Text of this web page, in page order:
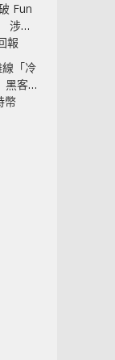
Fun
涉款
報
「冷
客已
幣